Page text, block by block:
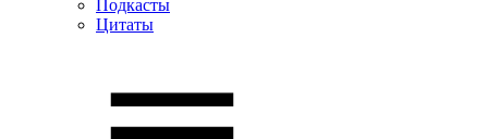
Подкасты
Цитаты